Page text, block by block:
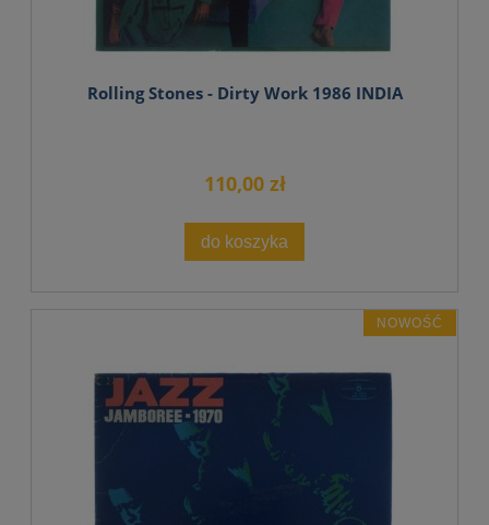
Rolling Stones - Dirty Work 1986 INDIA
110,00 zł
do koszyka
NOWOŚĆ